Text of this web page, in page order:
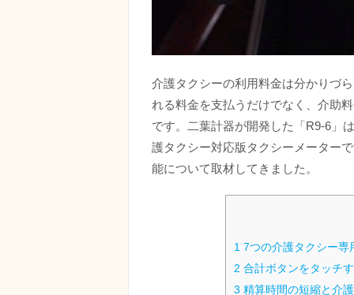
介護タクシーの利用料金は分かりづ
れる料金を支払うだけでなく、介助
です。二葉計器が開発した「R9-6」
護タクシー対応版タクシーメーター
能について取材してきました。
1 7つの介護タクシー専
2 合計ボタンをタッチ
3 精算時間の短縮と介